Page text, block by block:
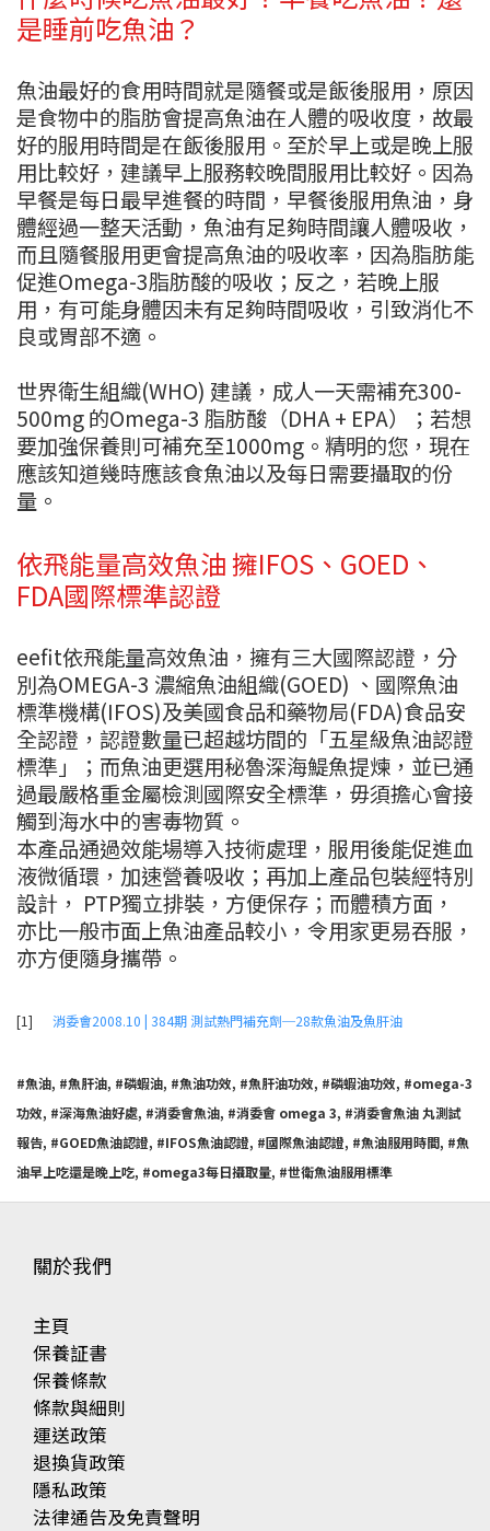
是睡前吃魚油？
魚油最好的食用時間就是隨餐或是飯後服用，原因
是食物中的脂肪會提高魚油在人體的吸收度，故最
好的服用時間是在飯後服用。至於早上或是晚上服
用比較好，建議早上服務較晚間服用比較好。因為
早餐是每日最早進餐的時間，早餐後服用魚油，身
體經過一整天活動，魚油有足夠時間讓人體吸收，
而且隨餐服用更會提高魚油的吸收率，因為脂肪能
促進Omega-3脂肪酸的吸收；反之，若晚上服
用，有可能身體因未有足夠時間吸收，引致消化不
良或胃部不適。
世界衛生組織(WHO) 建議，成人一天需補充300-
500mg 的Omega-3 脂肪酸（DHA + EPA）；若想
要加強保養則可補充至1000mg。精明的您，現在
應該知道幾時應該食魚油以及每日需要攝取的份
量。
依飛能量高效魚油 擁IFOS、GOED、
FDA國際標準認證
eefit依飛能量高效魚油，擁有三大國際認證，分
別為OMEGA-3 濃縮魚油組織(GOED) 、國際魚油
標準機構(IFOS)及美國食品和藥物局(FDA)食品安
全認證，認證數量已超越坊間的「五星級魚油認證
標準」；而魚油更選用秘魯深海鯷魚提煉，並已通
過最嚴格重金屬檢測國際安全標準，毋須擔心會接
觸到海水中的害毒物質。
本產品通過效能場導入技術處理，服用後能促進血
液微循環，加速營養吸收；再加上產品包裝經特別
設計， PTP獨立排裝，方便保存；而體積方面，
亦比一般市面上魚油產品較小，令用家更易吞服，
亦方便隨身攜帶。
[1] 消委會2008.10 | 384期 測試熱門補充劑─28款魚油及魚肝油
#魚油, #魚肝油, #磷蝦油, #魚油功效, #魚肝油功效, #磷蝦油功效, #omega-3
功效, #深海魚油好處, #消委會魚油, #消委會 omega 3, #消委會魚油 丸測試
報告, #GOED魚油認證, #IFOS魚油認證, #國際魚油認證, #魚油服用時間, #魚
油早上吃還是晚上吃, #omega3每日攝取量, #世衛魚油服用標準
關於我們
主頁
保養証書
保養條款
條款與細則
運送政策
退換貨政策
隱私政策
法律通告及免責聲明